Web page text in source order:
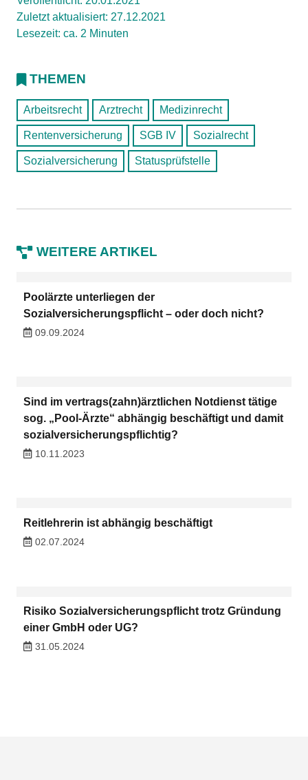
Zuletzt aktualisiert: 27.12.2021
Lesezeit: ca. 2 Minuten
THEMEN
Arbeitsrecht Arztrecht Medizinrecht
Rentenversicherung SGB IV Sozialrecht
Sozialversicherung Statusprüfstelle
WEITERE ARTIKEL
Poolärzte unterliegen der
Sozialversicherungspflicht – oder doch nicht?
09.09.2024
Sind im vertrags(zahn)ärztlichen Notdienst tätige
sog. „Pool-Ärzte“ abhängig beschäftigt und damit
sozialversicherungspflichtig?
10.11.2023
Reitlehrerin ist abhängig beschäftigt
02.07.2024
Risiko Sozialversicherungspflicht trotz Gründung
einer GmbH oder UG?
31.05.2024